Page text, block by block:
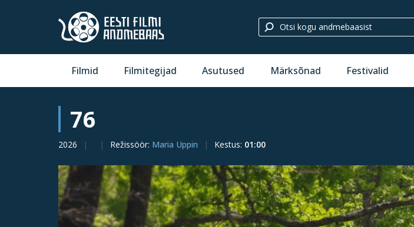
Filmid Filmitegijad Asutused Märksõnad Festivalid
76
2026 Režissöör: Maria Uppin Kestus: 01:00